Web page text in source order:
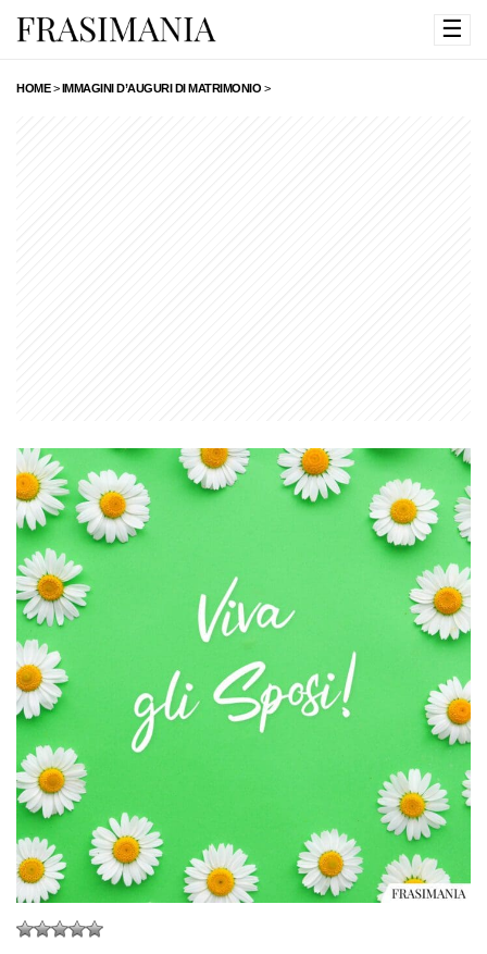
☰
HOME>IMMAGINI D’AUGURI DI MATRIMONIO >